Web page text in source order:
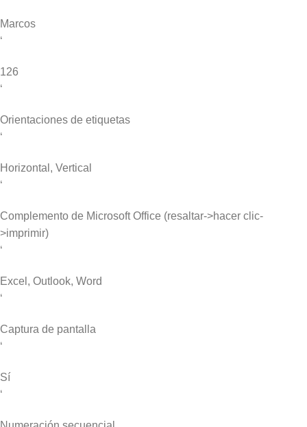
Marcos
‘
126
‘
Orientaciones de etiquetas
‘
Horizontal, Vertical
‘
Complemento de Microsoft Office (resaltar->hacer clic-
>imprimir)
‘
Excel, Outlook, Word
‘
Captura de pantalla
‘
Sí
‘